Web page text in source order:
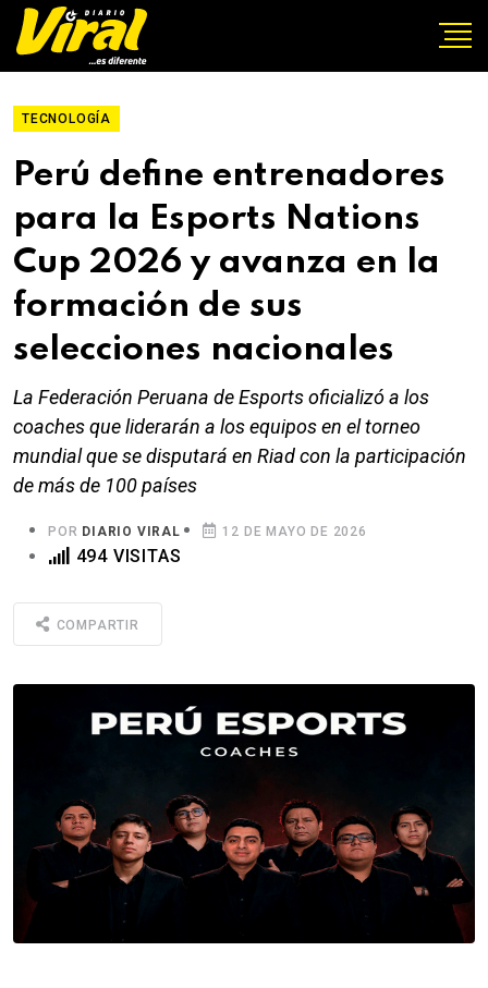
TECNOLOGÍA
Perú define entrenadores
para la Esports Nations
Cup 2026 y avanza en la
formación de sus
selecciones nacionales
La Federación Peruana de Esports oficializó a los
coaches que liderarán a los equipos en el torneo
mundial que se disputará en Riad con la participación
de más de 100 países
POR DIARIO VIRAL 12 DE MAYO DE 2026
494 VISITAS
COMPARTIR